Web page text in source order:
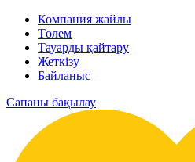
Компания жайлы
Төлем
Тауарды қайтару
Жеткізу
Байланыс
Сапаны бақылау